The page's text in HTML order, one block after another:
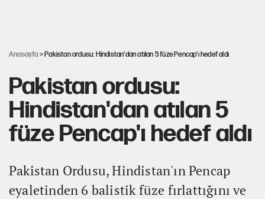
Anasayfa > Pakistan ordusu: Hindistan'dan atılan 5 füze Pencap'ı hedef aldı
Pakistan ordusu:
Hindistan'dan atılan 5
füze Pencap'ı hedef aldı
Pakistan Ordusu, Hindistan'ın Pencap
eyaletinden 6 balistik füze fırlattığını ve